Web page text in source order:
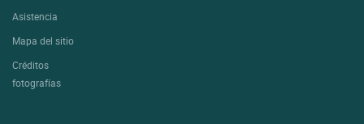
Asistencia
Mapa del sitio
Créditos
fotografías